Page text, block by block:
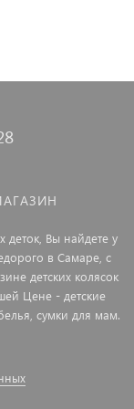
Вы найдете у
в Самаре, с
детских колясок
Цене - детские
сумки для мам.